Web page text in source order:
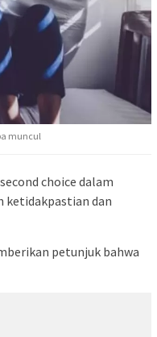
muncul
choice dalam
ketidakpastian dan
petunjuk bahwa